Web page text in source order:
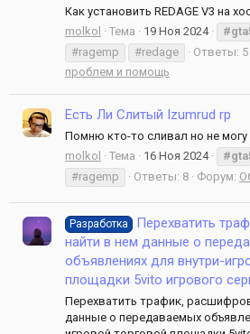
Как установить REDAGE V3 на
molkol
Тема 19 Ноя 2024
#ragemp
#redage Ответы: 5
проблем и помощь
Есть Ли Слитый Izumrud rp
Помню кто-то сливал но не могу
molkol
Тема 16 Ноя 2024
#ragemp
Ответы: 8 Форум:
Разработка
Перехватить
найти в нем данные о
объявлениях для внутри-
площадки 5vito игрового
Перехватить трафик,
данные о передаваемых